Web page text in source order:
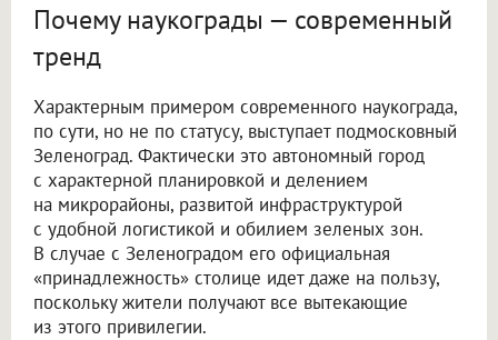
Почему наукограды — современный
тренд
Характерным примером современного наукограда,
по сути, но не по статусу, выступает подмосковный
Зеленоград. Фактически это автономный город
с характерной планировкой и делением
на микрорайоны, развитой инфраструктурой
с удобной логистикой и обилием зеленых зон.
В случае с Зеленоградом его официальная
«принадлежность» столице идет даже на пользу,
поскольку жители получают все вытекающие
из этого привилегии.